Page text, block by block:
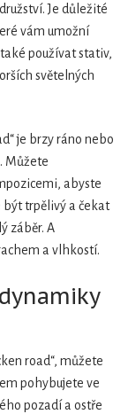
Je důležité
vám umožní
používat stativ,
světelných
je brzy ráno nebo
Můžete
abyste
trpělivý a čekat
záběr. A
a vlhkostí.
road“, můžete
pohybujete ve
pozadí a ostře